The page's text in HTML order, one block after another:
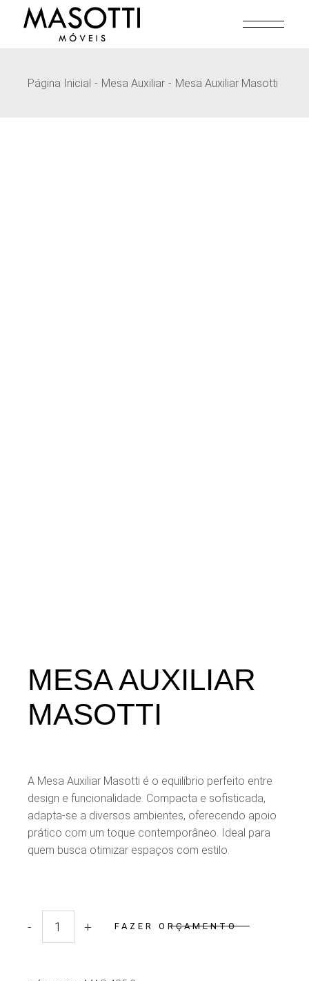
Página Inicial Mesa Auxiliar Mesa Auxiliar Masotti
MESA AUXILIAR
MASOTTI
A Mesa Auxiliar Masotti é o equilíbrio perfeito entre
design e funcionalidade. Compacta e sofisticada,
adapta-se a diversos ambientes, oferecendo apoio
prático com um toque contemporâneo. Ideal para
quem busca otimizar espaços com estilo.
Quantidade Mesa Auxiliar Masotti
- + FAZER ORÇAMENTO